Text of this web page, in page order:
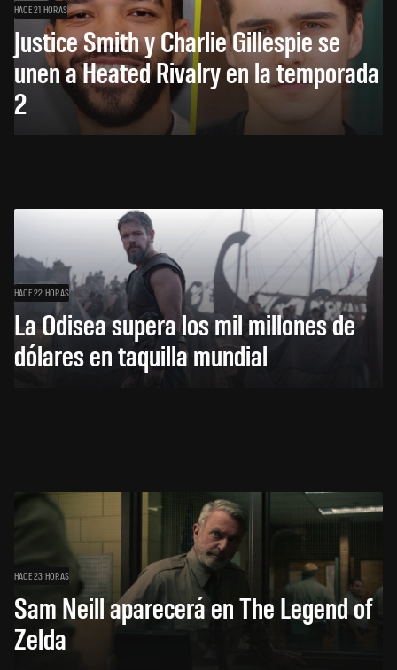
HACE 21 HORAS
Justice Smith y Charlie Gillespie se
unen a Heated Rivalry en la temporada
2
HACE 22 HORAS
La Odisea supera los mil millones de
dólares en taquilla mundial
HACE 23 HORAS
Sam Neill aparecerá en The Legend of
Zelda